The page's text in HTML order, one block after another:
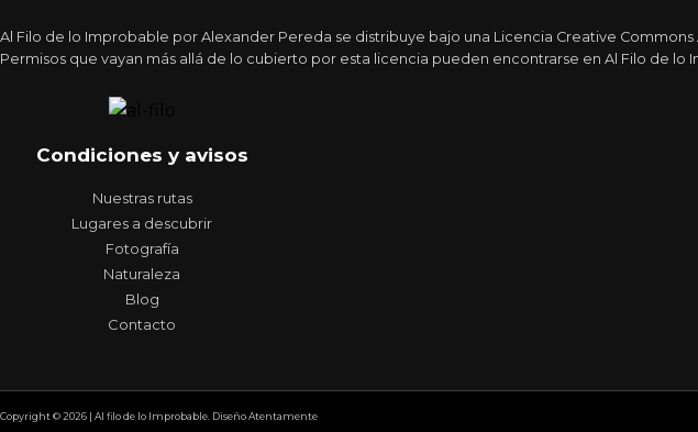
Al Filo de lo Improbable por Alexander Pereda se distribuye bajo una Licencia Creative
Permisos que vayan más allá de lo cubierto por esta licencia pueden encontrarse en Al Filo de lo
Condiciones y avisos
Nuestras rutas
Lugares a descubrir
Fotografía
Naturaleza
Blog
Contacto
Copyright © 2026 | Al filo de lo Improbable. Diseño Atentamente